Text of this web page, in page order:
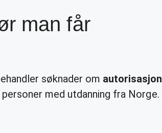
man får
søknader om autorisasjon
med utdanning fra Norge.